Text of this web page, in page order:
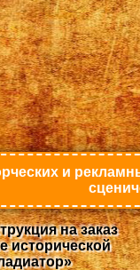
и
на заказ
исторической